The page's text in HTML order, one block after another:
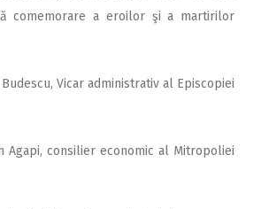
comemorare a eroilor şi a martirilor
Vicar administrativ al Episcopiei
Agapi, consilier economic al Mitropoliei